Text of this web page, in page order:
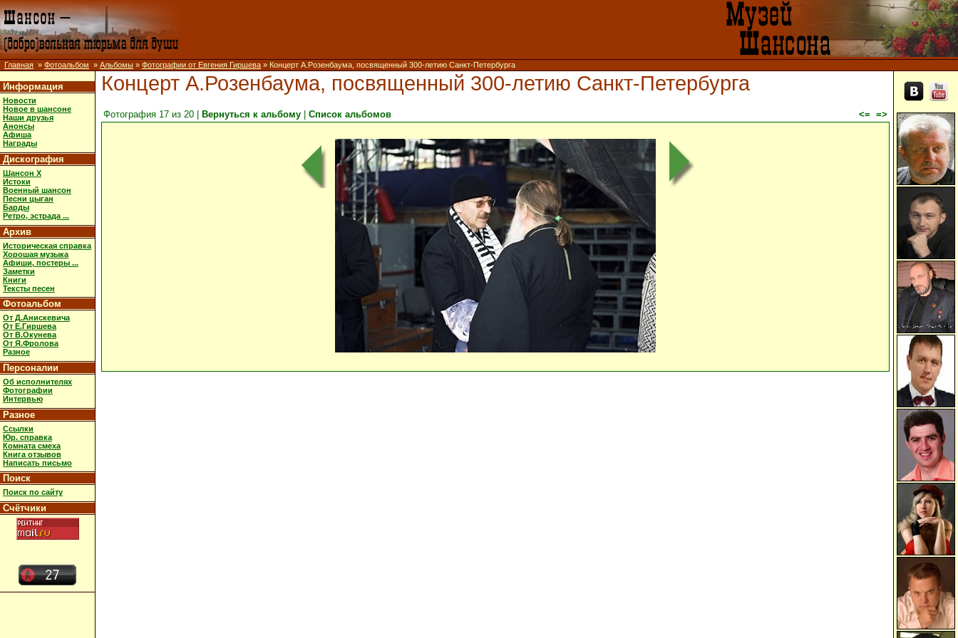
Главная » Фотоальбом » Альбомы » Фотографии от Евгения Гиршева » Концерт А.Розенбаума, посвященный 300-летию Санкт-Петербурга
Информация
Новости
Новое в шансоне
Наши друзья
Анонсы
Афиша
Награды
Дискография
Шансон X
Истоки
Военный шансон
Песни цыган
Барды
Ретро, эстрада ...
Архив
Историческая справка
Хорошая музыка
Афиши, постеры ...
Заметки
Книги
Тексты песен
Фотоальбом
От Д.Анискевича
От Е.Гиршева
От В.Окунева
От Я.Фролова
Разное
Персоналии
Об исполнителях
Фотографии
Интервью
Разное
Ссылки
Юр. справка
Комната смеха
Книга отзывов
Написать письмо
Поиск
Поиск по сайту
Счётчики
Концерт А.Розенбаума, посвященный 300-летию Санкт-Петербурга
Фотография 17 из 20 | Вернуться к альбому Список альбомов <= =>